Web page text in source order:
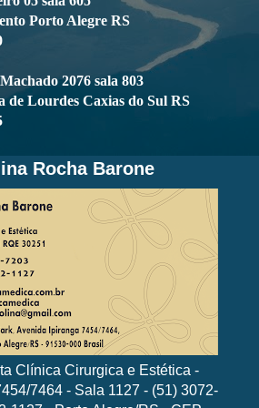
Porto Alegre RS
2076 sala 803
de Lourdes Caxias do Sul RS
Rocha Barone
Clínica Cirurgica e Estética -
7464 - Sala 1127 - (51) 3072-